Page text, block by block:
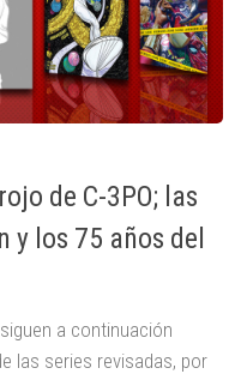
de C-3PO; las
los 75 años del
a continuación
las series revisadas, por